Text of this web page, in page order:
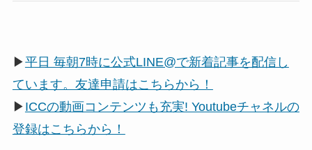
▶平日 毎朝7時に公式LINE@で新着記事を配信し
ています。友達申請はこちらから！
▶ ICCの動画コンテンツも充実! Youtubeチャネルの
登録はこちらから！